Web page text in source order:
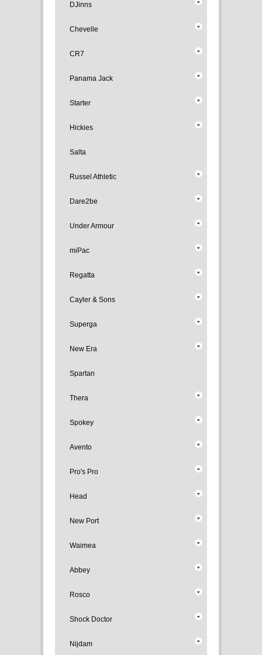
DJinns
Chevelle
CR7
Panama Jack
Starter
Hickies
Salta
Russel Athletic
Dare2be
Under Armour
miPac
Regatta
Cayler & Sons
Superga
New Era
Spartan
Thera
Spokey
Avento
Pro's Pro
Head
New Port
Waimea
Abbey
Rosco
Shock Doctor
Nijdam